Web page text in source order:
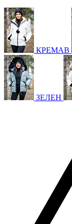
КРЕМАВ
ЗЕЛЕН